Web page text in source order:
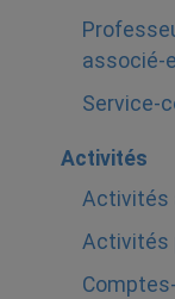
associé-
Service-
Activités
Activités
Activités